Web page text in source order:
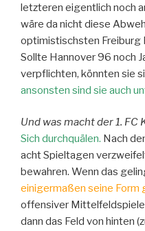
letzteren eigentlich noch
wäre da nicht diese
optimistischsten Freiburg
Sollte Hannover 96 noch
verpflichten, könnten sie
ansonsten sind sie auch
Und was macht der 1. FC
Sich durchquälen. Nach
acht Spieltagen
bewahren. Wenn das
einigermaßen seine Form
offensiver
dann das Feld von hinten